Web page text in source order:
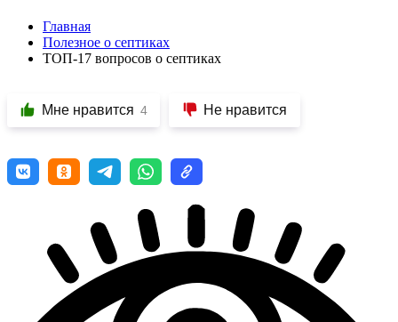
Главная
Полезное о септиках
ТОП-17 вопросов о септиках
Мне нравится 4 Не нравится